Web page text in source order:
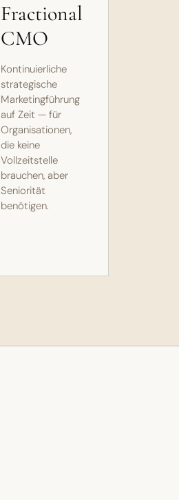
Fractional
CMO
Kontinuierliche
strategische
Marketingführung
auf Zeit — für
Organisationen,
die keine
Vollzeitstelle
brauchen, aber
Seniorität
benötigen.